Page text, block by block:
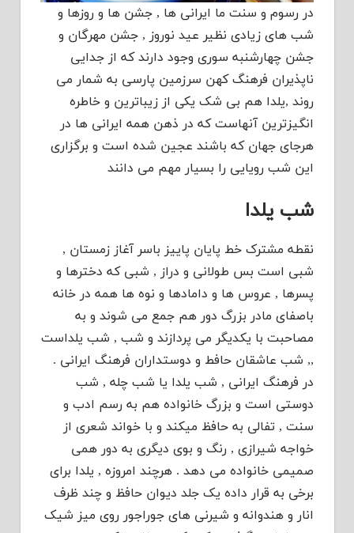
در رسوم و سنت ما ایرانی ها , جشن ها و روزها و
شب های زیادی نظیر عید نوروز , جشن مهرگان و
جشن چهارشنبه سوری وجود دارند که از جدایی
ناپذیران فرهنگ کهن سرزمین پارسی به شمار می
روند ,یلدا هم بی شک یکی از زیباترین و خاطره
انگیزترین آنهاست که در ذهن همه ایرانی ها در
هرجای جهان که باشند عجین شده است و برگزاری
این شب رویایی را بسیار مهم می دانند
شب یلدا
نقطه مشترک خط پایان پاییز باسر آغاز زمستان ,
شبی است بس طولانی و دراز , شبی که دخترها و
پسرها , عروس ها و دامادها و نوه ها همه در خانه
باصفای مادر بزرگ دور هم جمع می شوند و به
مصاحبت با یکدیگر می پردازند و شب , شب یلداست
,, شب عاشقان حافط و دوستداران فرهنگ ایرانی .
در فرهنگ ایرانی , شب یلدا یا شب چله , شب
دوستی است و بزرگ خانواده هم به رسم ادب و
سنت , تفالی به حافظ میکند و با خواند شعری از
خواجه شیرازی , رنگ و بوی دیگری به دور همی
صمیمی خانواده می دهد . هرچند امروزه , یلدا برای
برخی به قرار داده یک جلد دیوان حافظ و چند ظرف
انار و هندوانه و شیرنی های جوراجور روی میز شیک